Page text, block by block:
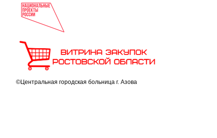
©Центральная городская больница г. Азова